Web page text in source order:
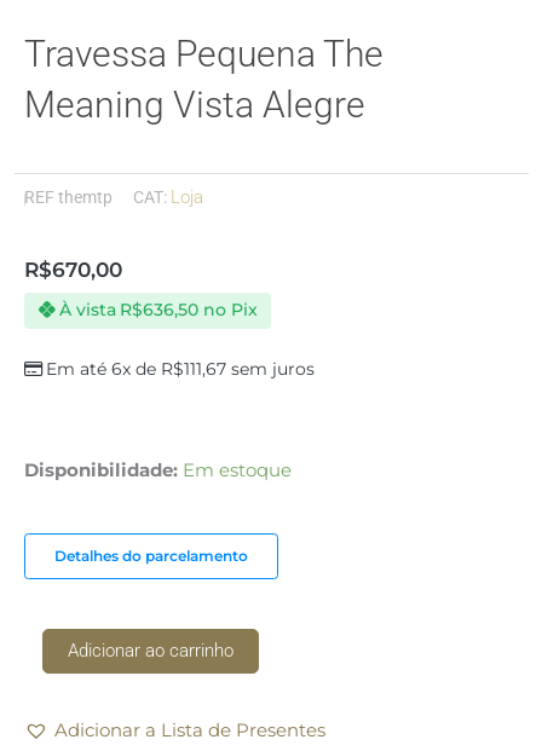
Travessa Pequena The
Meaning Vista Alegre
REFthemtp CAT: Loja
R$670,00
Em até 6x de R$111,67 sem juros
À vista R$636,50 no Pix
Disponibilidade: Em estoque
Detalhes do parcelamento
Travessa
Meaning
Vista
quantidade
Adicionar ao carrinho
Adicionar a Lista de Presentes